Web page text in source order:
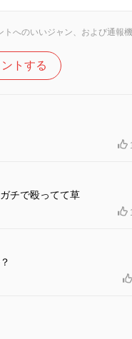
へのいいジャン、および通報
トする
チで殴ってて草